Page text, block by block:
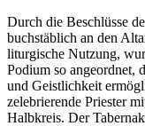
Durch die Beschlüsse
buchstäblich an den
liturgische Nutzung,
Podium so angeordnet,
und Geistlichkeit
zelebrierende Priester
Halbkreis. Der